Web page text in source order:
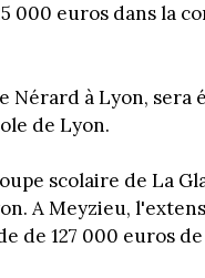
000 euros dans la
à Lyon, sera
de Lyon.
scolaire de La
A Meyzieu,
de 127 000 euros